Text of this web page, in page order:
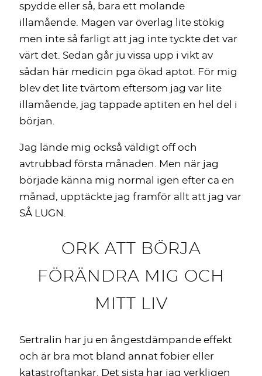
spydde eller så, bara ett molande
illamående. Magen var överlag lite stökig
men inte så farligt att jag inte tyckte det var
värt det. Sedan går ju vissa upp i vikt av
sådan här medicin pga ökad aptot. För mig
blev det lite tvärtom eftersom jag var lite
illamående, jag tappade aptiten en hel del i
början.
Jag lände mig också väldigt off och
avtrubbad första månaden. Men när jag
började känna mig normal igen efter ca en
månad, upptäckte jag framför allt att jag var
SÅ LUGN.
ORK ATT BÖRJA
FÖRÄNDRA MIG OCH
MITT LIV
Sertralin har ju en ångestdämpande effekt
och är bra mot bland annat fobier eller
katastroftankar. Det sista har jag verkligen